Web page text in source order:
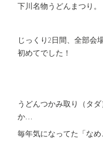
下川名物うどんまつり。
じっくり2日間、全部会
初めてでした！
うどんつかみ取り（タ
か…
毎年気になってた「な